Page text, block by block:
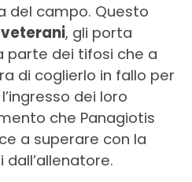
del campo. Questo
, gli porta
parte dei tifosi che a
di coglierlo in fallo per
dei loro
che Panagiotis
a superare con la